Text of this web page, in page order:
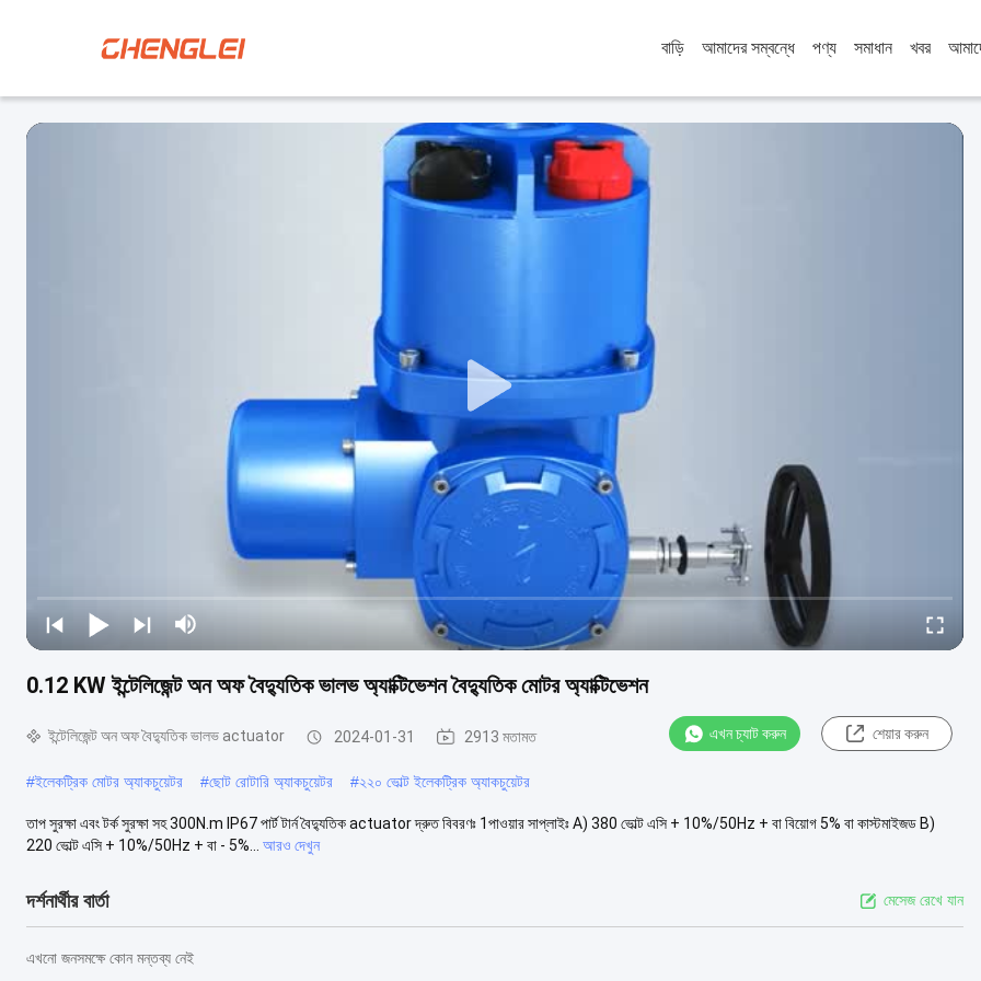
বাড়ি আমাদের সম্বন্ধে পণ্য সমাধান খবর
0.12 KW ইন্টেলিজেন্ট অন অফ বৈদ্যুতিক ভালভ অ্যাক্টিভেশন বৈদ্যুতিক মোটর অ্যাক্টিভেশন
ইন্টেলিজেন্ট অন অফ বৈদ্যুতিক ভালভ actuator 2024-01-31 2913 মতামত এখন চ্যাট করুন শেয়ার করুন
#ইলেকট্রিক মোটর অ্যাকচুয়েটর #ছোট রোটারি অ্যাকচুয়েটর #২২০ ভোল্ট ইলেকট্রিক অ্যাকচুয়েটর
তাপ সুরক্ষা এবং টর্ক সুরক্ষা সহ 300N.m IP67 পার্ট টার্ন বৈদ্যুতিক actuator দ্রুত বিবরণঃ 1পাওয়ার সাপ্লাইঃ A) 380 ভোল্ট এসি + 10%/50Hz + বা বিয়োগ 5% বা কাস্টমাইজড B)
220 ভোল্ট এসি + 10%/50Hz + বা - 5%...
আরও দেখুন
দর্শনার্থীর বার্তা মেসেজ রেখে যান
এখনো জনসমক্ষে কোন মন্তব্য নেই